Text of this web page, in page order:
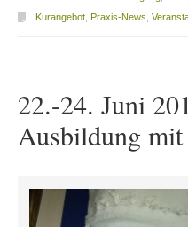
Kurangebot, Praxis-News
22.-24. Juni
Ausbildung mit